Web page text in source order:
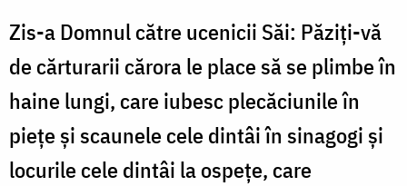
Zis-a Domnul către ucenicii Săi: Păziți-vă
de cărturarii cărora le place să se plimbe în
haine lungi, care iubesc plecăciunile în
piețe și scaunele cele dintâi în sinagogi și
locurile cele dintâi la ospețe, care